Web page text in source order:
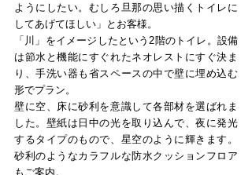
ようにしたい。むしろ旦那の思い描くトイレに
してあげてほしい」とお客様。
「川」をイメージしたという2階のトイレ。設備
は節水と機能にすぐれたネオレストにすぐ決ま
り、手洗い器も省スペースの中で壁に埋め込む
形でプラン。
壁に空、床に砂利を意識して各部材を選ばれま
した。壁紙は日中の光を取り込んで、夜に発光
するタイプのもので、星空のように輝きます。
砂利のようなカラフルな防水クッションフロア
もご案内。